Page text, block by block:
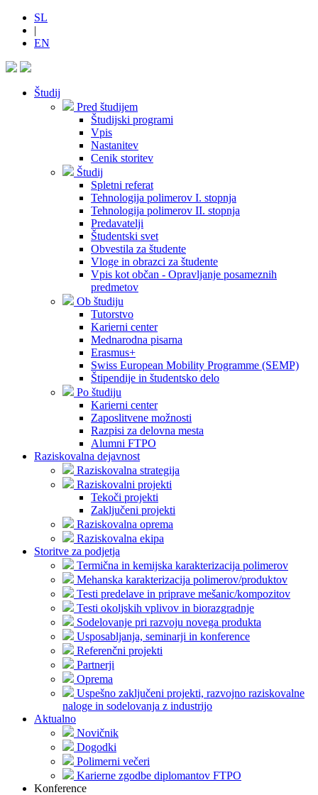
SL
|
EN
Študij
Pred študijem
Študijski programi
Vpis
Nastanitev
Cenik storitev
Študij
Spletni referat
Tehnologija polimerov I. stopnja
Tehnologija polimerov II. stopnja
Predavatelji
Študentski svet
Obvestila za študente
Vloge in obrazci za študente
Vpis kot občan - Opravljanje posameznih
predmetov
Ob študiju
Tutorstvo
Karierni center
Mednarodna pisarna
Erasmus+
Swiss European Mobility Programme (SEMP)
Štipendije in študentsko delo
Po študiju
Karierni center
Zaposlitvene možnosti
Razpisi za delovna mesta
Alumni FTPO
Raziskovalna dejavnost
Raziskovalna strategija
Raziskovalni projekti
Tekoči projekti
Zaključeni projekti
Raziskovalna oprema
Raziskovalna ekipa
Storitve za podjetja
Termična in kemijska karakterizacija polimerov
Mehanska karakterizacija polimerov/produktov
Testi predelave in priprave mešanic/kompozitov
Testi okoljskih vplivov in biorazgradnje
Sodelovanje pri razvoju novega produkta
Usposabljanja, seminarji in konference
Referenčni projekti
Partnerji
Oprema
Uspešno zaključeni projekti, razvojno raziskovalne
naloge in sodelovanja z industrijo
Aktualno
Novičnik
Dogodki
Polimerni večeri
Karierne zgodbe diplomantov FTPO
Konference